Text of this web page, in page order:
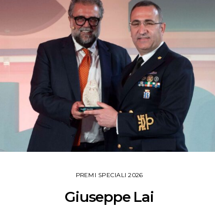
PREMI SPECIALI 2026
Giuseppe Lai